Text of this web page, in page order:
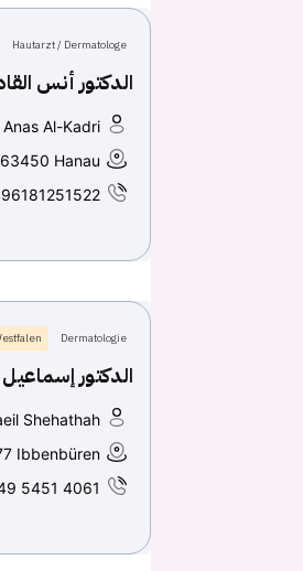
Hautarzt / Dermatologe
الدكتور أنس
Al-Kadri
Hanau
Dermatologie
الدكتور
Shehathah
Ibbenbüren
5451 4061